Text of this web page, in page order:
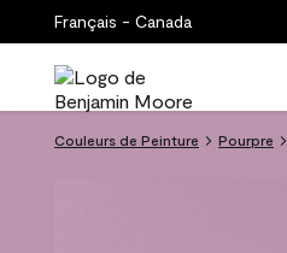
Français - Canada
Couleurs de Peinture Pourpre